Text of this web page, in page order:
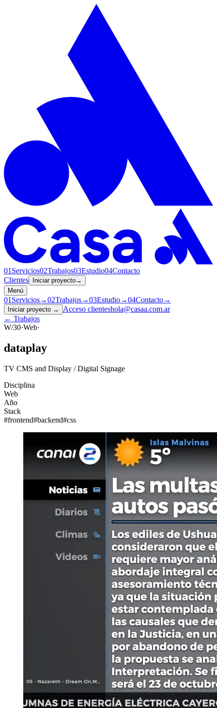
01 Servicios02Trabajos03Estudio04Contacto
Clientes
Iniciar proyecto→
Menú
01 Servicios→02Trabajos→03Estudio→04Contacto→
Iniciar proyecto → Acceso clienteshola@casaa.com.ar
← Trabajos
W/30·Web·
dataplay
TV CMS and Display / Digital Signage
Disciplina
Web
Año
Stack
#frontend#backend#css